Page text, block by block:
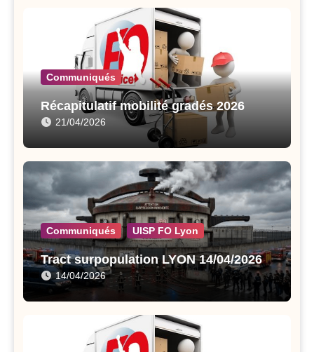
Communiqués
Récapitulatif mobilité gradés 2026
21/04/2026
Communiqués UISP FO Lyon
Tract surpopulation LYON 14/04/2026
14/04/2026